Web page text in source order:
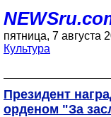
пятница, 7 августа
Культура
Президент
орденом "За